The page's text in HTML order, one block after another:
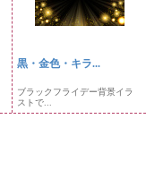
黒・金色・キラ...
ブラックフライデー背景イラ
ストで...